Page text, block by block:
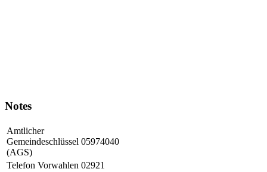
Notes
Amtlicher
Gemeindeschlüssel
(AGS)
05974040
Telefon Vorwahlen 02921